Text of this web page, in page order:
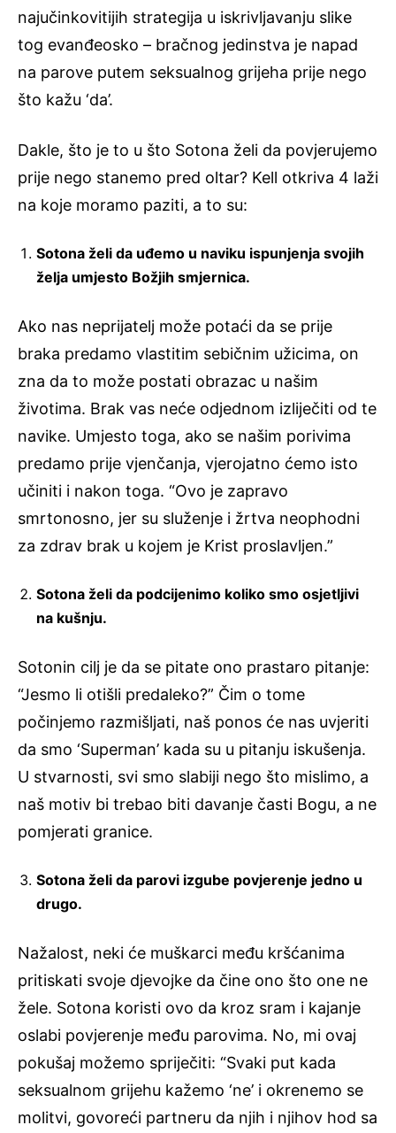
najučinkovitijih strategija u iskrivljavanju slike
tog evanđeosko – bračnog jedinstva je napad
na parove putem seksualnog grijeha prije nego
što kažu ‘da’.
Dakle, što je to u što Sotona želi da povjerujemo
prije nego stanemo pred oltar? Kell otkriva 4 laži
na koje moramo paziti, a to su:
Sotona želi da uđemo u naviku ispunjenja svojih
želja umjesto Božjih smjernica.
Ako nas neprijatelj može potaći da se prije
braka predamo vlastitim sebičnim užicima, on
zna da to može postati obrazac u našim
životima. Brak vas neće odjednom izliječiti od te
navike. Umjesto toga, ako se našim porivima
predamo prije vjenčanja, vjerojatno ćemo isto
učiniti i nakon toga. “Ovo je zapravo
smrtonosno, jer su služenje i žrtva neophodni
za zdrav brak u kojem je Krist proslavljen.”
Sotona želi da podcijenimo koliko smo osjetljivi
na kušnju.
Sotonin cilj je da se pitate ono prastaro pitanje:
“Jesmo li otišli predaleko?” Čim o tome
počinjemo razmišljati, naš ponos će nas uvjeriti
da smo ‘Superman’ kada su u pitanju iskušenja.
U stvarnosti, svi smo slabiji nego što mislimo, a
naš motiv bi trebao biti davanje časti Bogu, a ne
pomjerati granice.
Sotona želi da parovi izgube povjerenje jedno u
drugo.
Nažalost, neki će muškarci među kršćanima
pritiskati svoje djevojke da čine ono što one ne
žele. Sotona koristi ovo da kroz sram i kajanje
oslabi povjerenje među parovima. No, mi ovaj
pokušaj možemo spriječiti: “Svaki put kada
seksualnom grijehu kažemo ‘ne’ i okrenemo se
molitvi, govoreći partneru da njih i njihov hod sa